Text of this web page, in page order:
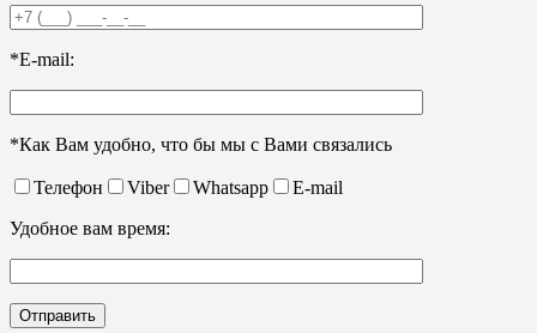
*E-mail:
*Как Вам удобно, что бы мы с Вами связались
Телефон Viber Whatsapp
E-mail
Удобное вам время: